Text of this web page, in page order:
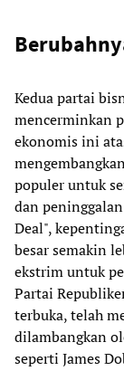
Kedua partai
mencerminkan
ekonomis ini
populer untuk
dan
Deal",
besar semakin
ekstrim untuk
Partai
terbuka, telah
dilambangkan
seperti James